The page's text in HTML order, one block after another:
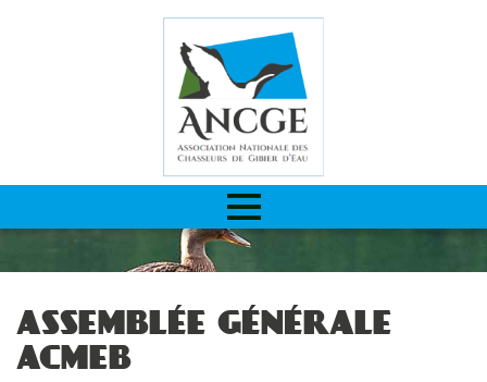
ASSEMBLÉE GÉNÉRALE
ACMEB